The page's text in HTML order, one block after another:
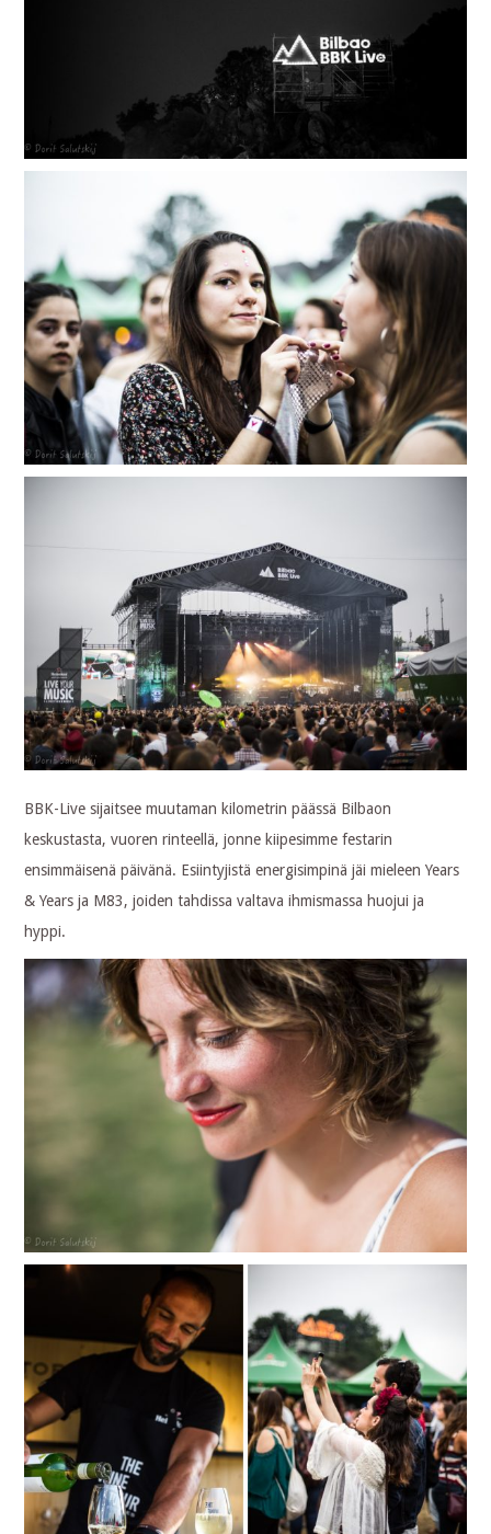
BBK-Live sijaitsee muutaman kilometrin päässä Bilbaon
keskustasta, vuoren rinteellä, jonne kiipesimme festarin
ensimmäisenä päivänä. Esiintyjistä energisimpinä jäi mieleen Years
& Years ja M83, joiden tahdissa valtava ihmismassa huojui ja
hyppi.